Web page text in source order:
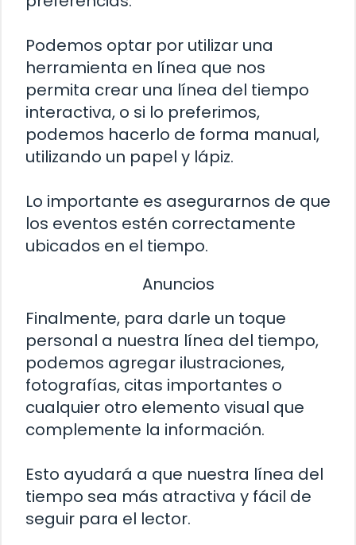
Podemos optar por utilizar una
herramienta en línea que nos
permita crear una línea del tiempo
interactiva, o si lo preferimos,
podemos hacerlo de forma manual,
utilizando un papel y lápiz.
Lo importante es asegurarnos de que
los eventos estén correctamente
ubicados en el tiempo.
Anuncios
Finalmente, para darle un toque
personal a nuestra línea del tiempo,
podemos agregar ilustraciones,
fotografías, citas importantes o
cualquier otro elemento visual que
complemente la información.
Esto ayudará a que nuestra línea del
tiempo sea más atractiva y fácil de
seguir para el lector.